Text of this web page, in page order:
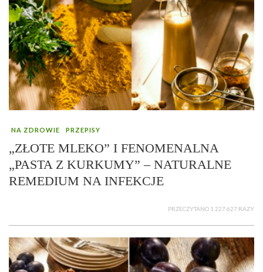
NA ZDROWIE PRZEPISY
„ZŁOTE MLEKO” I FENOMENALNA
„PASTA Z KURKUMY” – NATURALNE
REMEDIUM NA INFEKCJE
PRZECZYTANO 1 227 627 RAZY